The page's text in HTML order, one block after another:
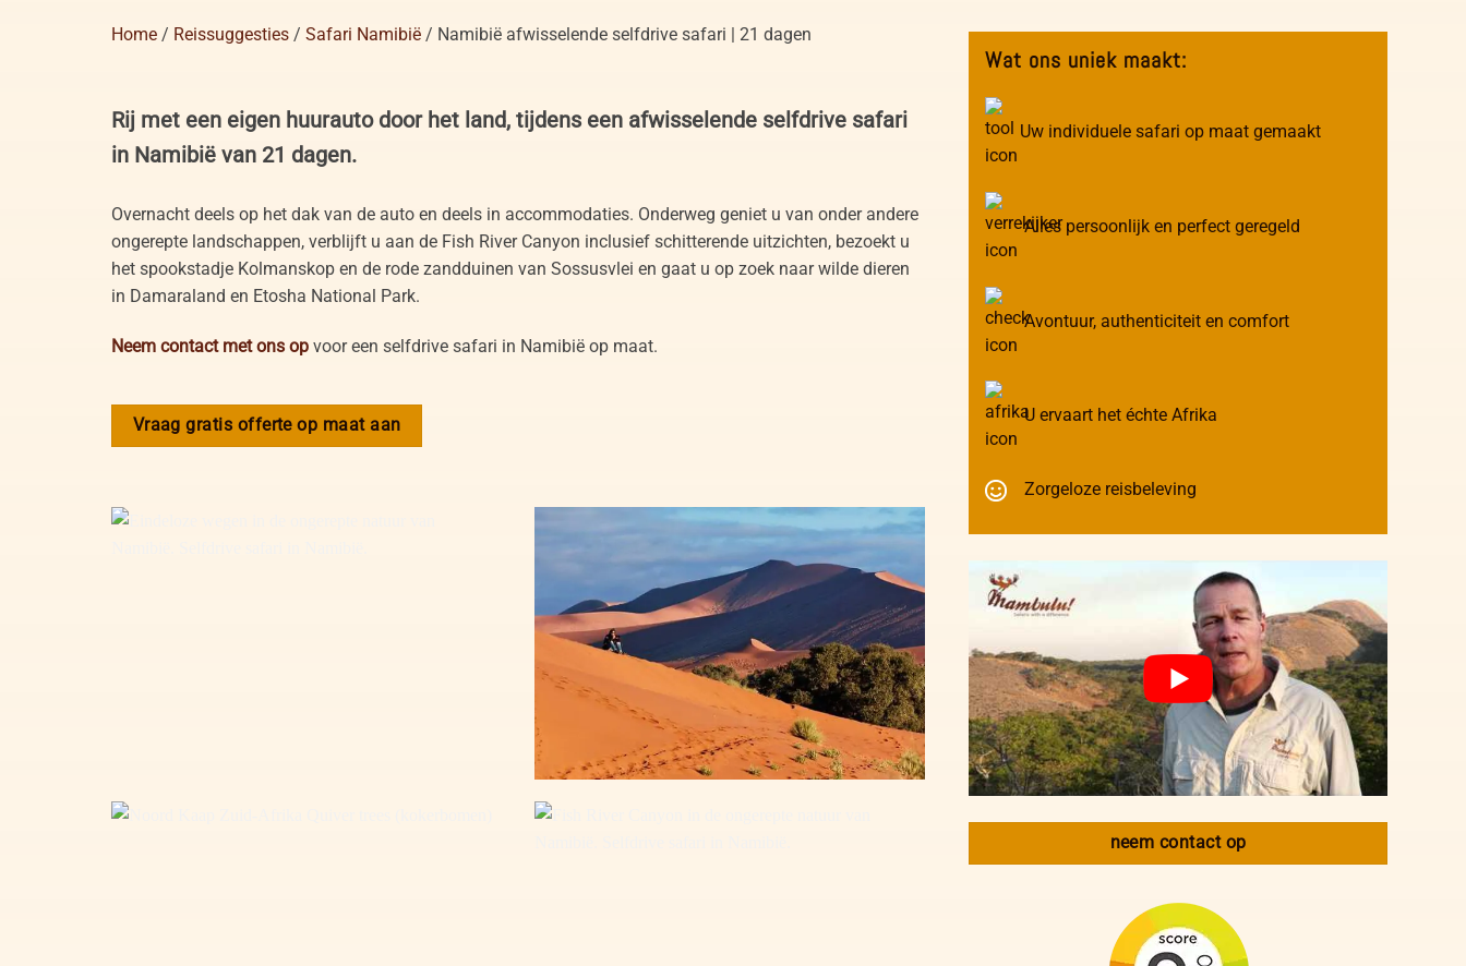
Home / Reissuggesties / Safari Namibië / Namibië afwisselende selfdrive safari | 21 dagen
Rij met een eigen huurauto door het land, tijdens een afwisselende selfdrive safari
in Namibië van 21 dagen.
Overnacht deels op het dak van de auto en deels in accommodaties. Onderweg geniet u van onder andere
ongerepte landschappen, verblijft u aan de Fish River Canyon inclusief schitterende uitzichten, bezoekt u
het spookstadje Kolmanskop en de rode zandduinen van Sossusvlei en gaat u op zoek naar wilde dieren
in Damaraland en Etosha National Park.
Neem contact met ons op voor een selfdrive safari in Namibië op maat.
Vraag gratis offerte op maat aan
Wat ons uniek maakt:
Uw individuele safari op maat gemaakt
Alles persoonlijk en perfect geregeld
Avontuur, authenticiteit en comfort
U ervaart het échte Afrika
Zorgeloze reisbeleving
neem contact op